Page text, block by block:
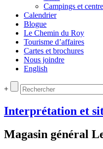
Campings et
Calendrier
Blogue
Le Chemin du Roy
Tourisme d’affaires
Cartes et brochures
Nous joindre
English
+
Interprétation et
Magasin général